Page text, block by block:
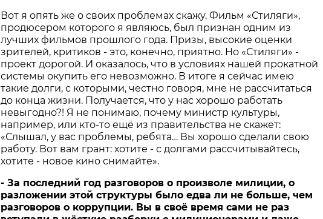
Вот я опять же о своих проблемах скажу. Фильм «Стиляги»,
продюсером которого я являюсь, был признан одним из
лучших фильмов прошлого года. Призы, высокие оценки
зрителей, критиков - это, конечно, приятно. Но «Стиляги» -
проект дорогой. И оказалось, что в условиях нашей прокатной
системы окупить его невозможно. В итоге я сейчас имею
такие долги, с которыми, честно говоря, мне не рассчитаться
до конца жизни. Получается, что у нас хорошо работать
невыгодно?! Я не понимаю, почему министр культуры,
например, или кто-то ещё из правительства не скажет:
«Слышал, у вас проблемы, ребята… Вы хорошо сделали свою
работу. Вот вам грант: хотите - с долгами рассчитывайтесь,
хотите - новое кино снимайте».
- За последний год разговоров о произволе милиции, о
разложении этой структуры было едва ли не больше, чем
разговоров о коррупции. Вы в своё время сами не раз